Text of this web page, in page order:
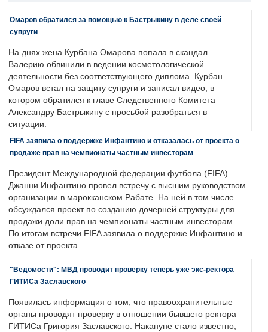
Омаров обратился за помощью к Бастрыкину в деле своей
супруги
На днях жена Курбана Омарова попала в скандал.
Валерию обвинили в ведении косметологической
деятельности без соответствующего диплома. Курбан
Омаров встал на защиту супруги и записал видео, в
котором обратился к главе Следственного Комитета
Александру Бастрыкину с просьбой разобраться в
ситуации.
FIFA заявила о поддержке Инфантино и отказалась от проекта о
продаже прав на чемпионаты частным инвесторам
Президент Международной федерации футбола (FIFA)
Джанни Инфантино провел встречу с высшим руководством
организации в марокканском Рабате. На ней в том числе
обсуждался проект по созданию дочерней структуры для
продажи доли прав на чемпионаты частным инвесторам.
По итогам встречи FIFA заявила о поддержке Инфантино и
отказе от проекта.
"Ведомости": МВД проводит проверку теперь уже экс-ректора
ГИТИСа Заславского
Появилась информация о том, что правоохранительные
органы проводят проверку в отношении бывшего ректора
ГИТИСа Григория Заславского. Накануне стало известно,